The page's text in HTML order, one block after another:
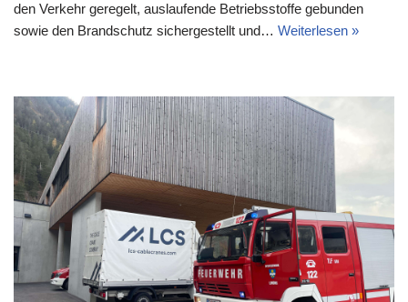
den Verkehr geregelt, auslaufende Betriebsstoffe gebunden
sowie den Brandschutz sichergestellt und… Weiterlesen »